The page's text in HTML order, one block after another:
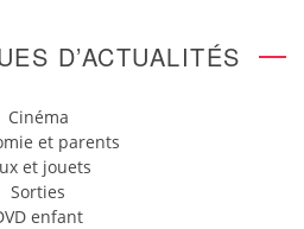
D’ACTUALITÉS
Cinéma
et parents
et jouets
Sorties
enfant